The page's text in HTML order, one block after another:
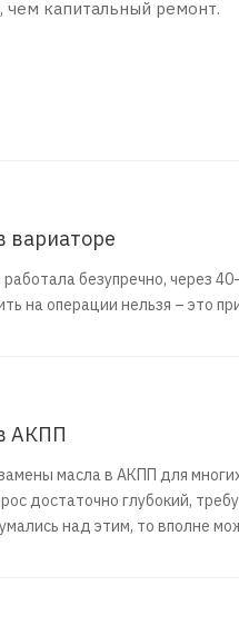
чем капитальный ремонт.
вариаторе
безупречно, через
на операции нельзя – это
АКПП
масла в АКПП для
достаточно глубокий,
над этим, то вполне